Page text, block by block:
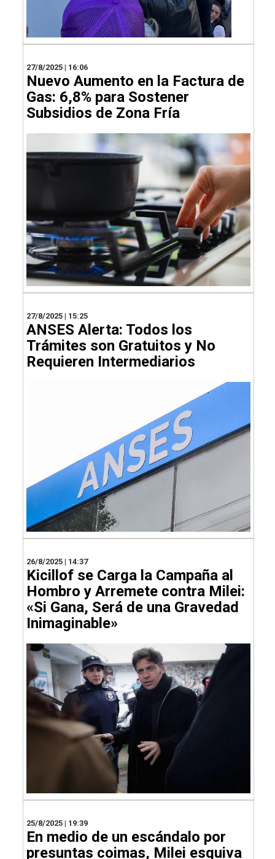
27/8/2025 | 16:06
Nuevo Aumento en la Factura de
Gas: 6,8% para Sostener
Subsidios de Zona Fría
27/8/2025 | 15:25
ANSES Alerta: Todos los
Trámites son Gratuitos y No
Requieren Intermediarios
26/8/2025 | 14:37
Kicillof se Carga la Campaña al
Hombro y Arremete contra Milei:
«Si Gana, Será de una Gravedad
Inimaginable»
25/8/2025 | 19:39
En medio de un escándalo por
presuntas coimas, Milei esquiva